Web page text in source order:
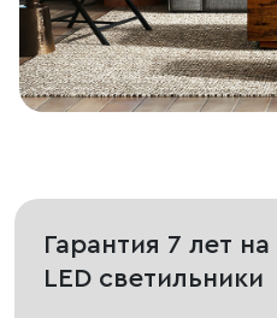
Гарантия 7 лет на
LED светильники